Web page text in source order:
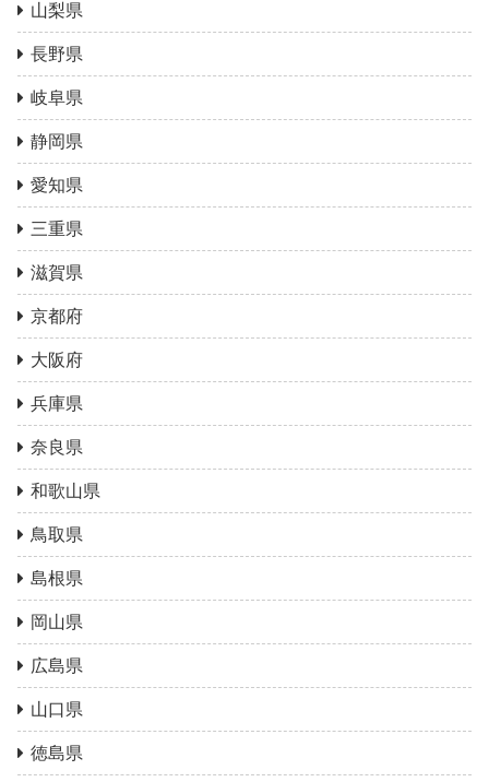
山梨県
長野県
岐阜県
静岡県
愛知県
三重県
滋賀県
京都府
大阪府
兵庫県
奈良県
和歌山県
鳥取県
島根県
岡山県
広島県
山口県
徳島県